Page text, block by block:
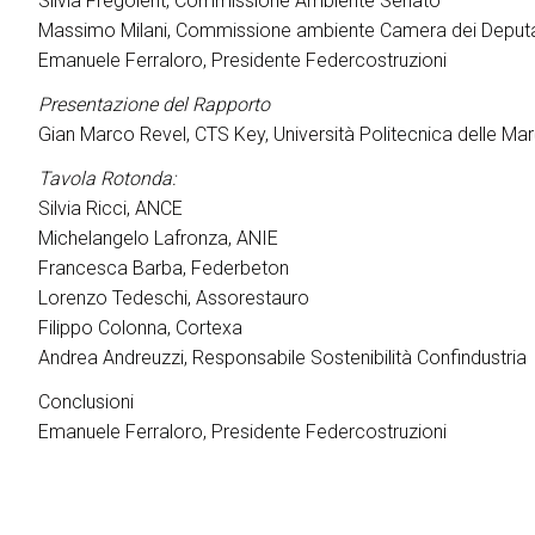
Palinsesto Convegnistico
MEDIA ROOM
Per accreditarsi
Servizi per i media
Scarica il press kit
HOSTED BUYERS
Business Matching & Networking
INFO UTILI
Accessibilità di quartiere
Faq
Massimo Milani, Commissione ambiente Camera dei
Emanuele Ferraloro, Presidente Federcostruzioni
Presentazione del Rapporto
Gian Marco Revel, CTS Key, Università Politecnica delle
Tavola Rotonda:
Silvia Ricci, ANCE
Michelangelo Lafronza, ANIE
Francesca Barba, Federbeton
Lorenzo Tedeschi, Assorestauro
Filippo Colonna, Cortexa
Andrea Andreuzzi, Responsabile Sostenibilità Confindustria
Conclusioni
Emanuele Ferraloro, Presidente Federcostruzioni